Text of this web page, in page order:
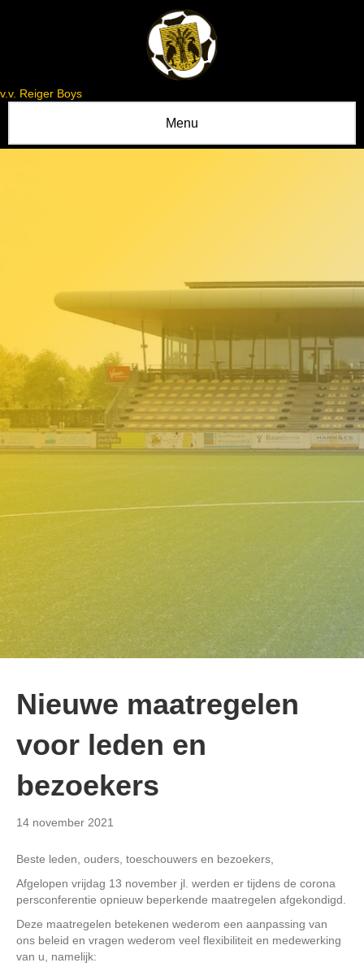
v.v. Reiger Boys
Menu
Nieuwe maatregelen
voor leden en
bezoekers
14 november 2021
Beste leden, ouders, toeschouwers en bezoekers,
Afgelopen vrijdag 13 november jl. werden er tijdens de corona
persconferentie opnieuw beperkende maatregelen afgekondigd.
Deze maatregelen betekenen wederom een aanpassing van
ons beleid en vragen wederom veel flexibiliteit en medewerking
van u, namelijk: